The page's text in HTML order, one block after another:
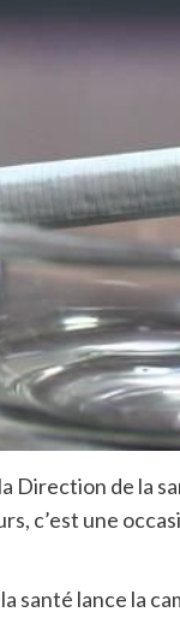
Direction de la
c’est une
santé lance la